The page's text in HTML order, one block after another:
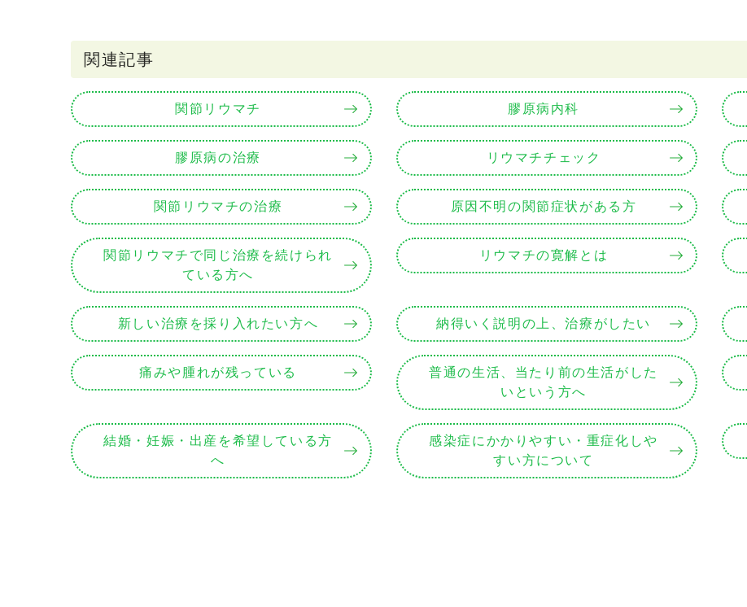
関連記事
関節リウマチ 膠原病内科
膠原病の治療 リウマチチェック
関節リウマチの治療 原因不明の関節症状がある方
関節リウマチで同じ治療を続けられ
ている方へ
リウマチの寛解とは
新しい治療を採り入れたい方へ 納得いく説明の上、治療がしたい
痛みや腫れが残っている
普通の生活、当たり前の生活がした
いという方へ
結婚・妊娠・出産を希望している方
へ
感染症にかかりやすい・重症化しや
すい方について